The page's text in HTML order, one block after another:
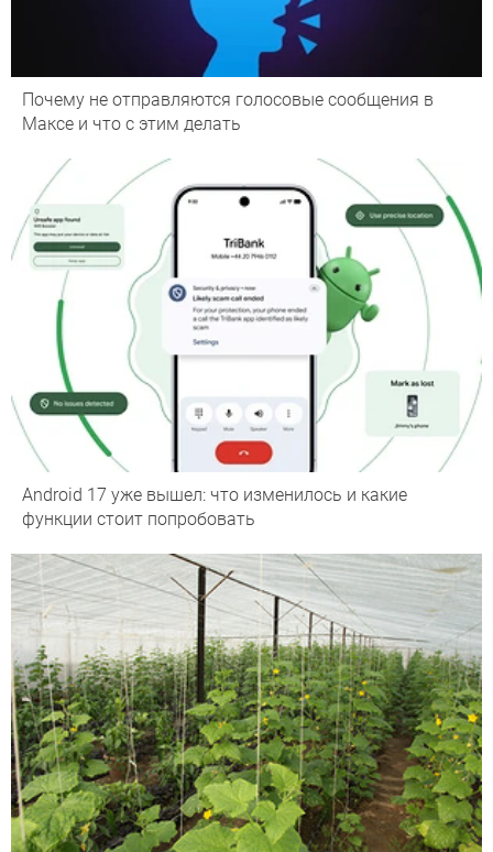
Почему не отправляются голосовые сообщения в
Максе и что с этим делать
Android 17 уже вышел: что изменилось и какие
функции стоит попробовать